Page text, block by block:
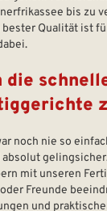
bis zu
Qualität ist
die
noch nie so
mit unseren
Freunde
und